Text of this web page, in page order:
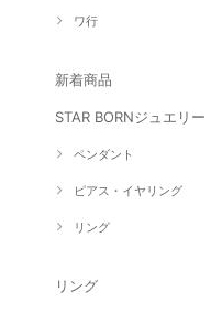
ワ行
新着商品
STAR BORNジュエリー
ペンダント
ピアス・イヤリング
リング
リング